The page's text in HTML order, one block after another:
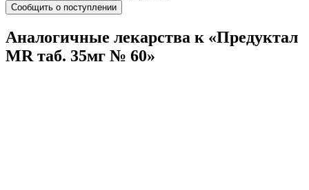
Сообщить о поступлении
Аналогичные лекарства к «Предуктал
MR таб. 35мг № 60»